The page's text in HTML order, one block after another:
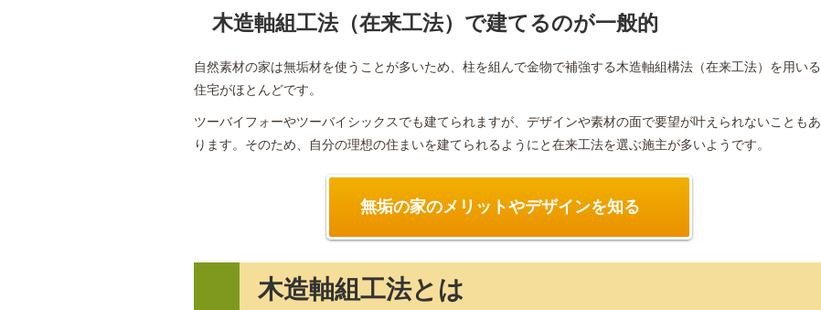
木造軸組工法（在来工法）で建てるのが一般的
自然素材の家は無垢材を使うことが多いため、柱を組んで金物で補強する木造軸組構法（在来工法）を用いる
住宅がほとんどです。
ツーバイフォーやツーバイシックスでも建てられますが、デザインや素材の面で要望が叶えられないこともあ
ります。そのため、自分の理想の住まいを建てられるようにと在来工法を選ぶ施主が多いようです。
無垢の家のメリットやデザインを知る
木造軸組工法とは